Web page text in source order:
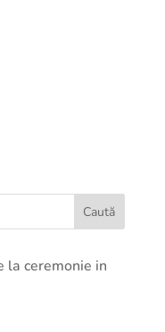
la ceremonie in